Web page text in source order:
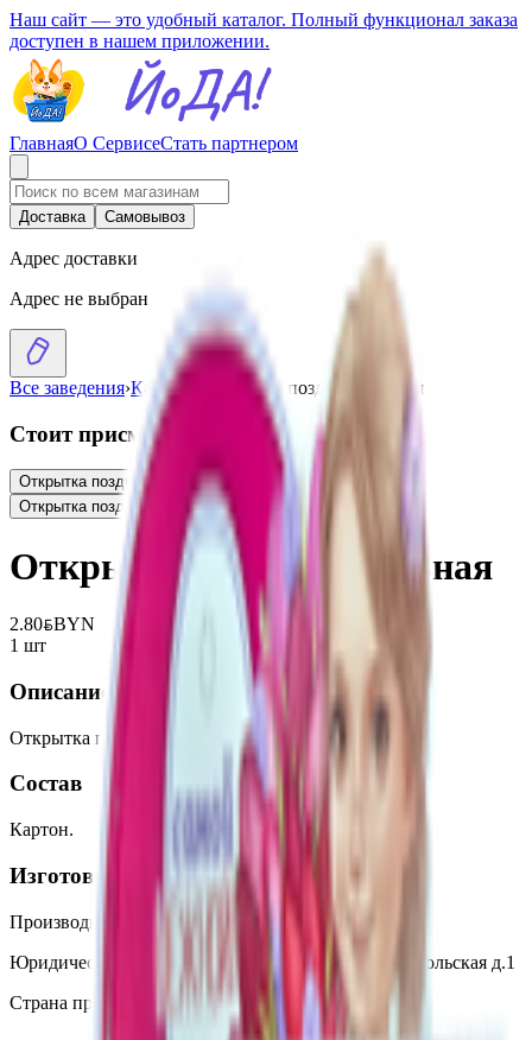
Наш сайт — это удобный каталог. Полный функционал заказа
доступен в нашем приложении.
ГлавнаяО СервисеСтать партнером
Доставка Самовывоз
Адрес доставки
Адрес не выбран
Все заведения›Каталог Открытка поздравительная
Стоит присмотреться
Открытка поздравительная «8 марта» 0.70
BYN
Открытка поздравительная3.27 BYN
Открытка поздравительная
2.80BYNBYN
1 шт
Описание
Открытка поздравительная.
Состав
Картон.
Изготовитель
Производитель:
ООО «Типография «Стезя»
Юридический адрес:
142100 г.Подольск, ул.Комсомольская д.1
Страна производства:
Россия